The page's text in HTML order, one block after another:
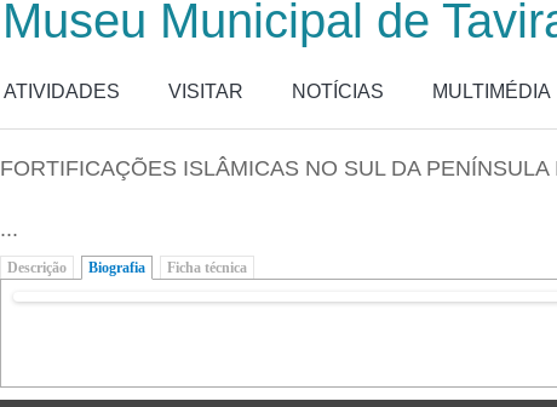
Museu Municipal de
ATIVIDADES VISITAR NOTÍCIAS MULTIMÉDIA
FORTIFICAÇÕES ISLÂMICAS NO SUL DA PENÍNSULA
...
Descrição Biografia (separador ativo)
Ficha técnica